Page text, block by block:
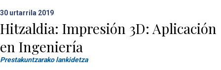
30 urtarrila 2019
Hitzaldia: Impresión 3D: Aplicación
en Ingeniería
Prestakuntzarako lankidetza